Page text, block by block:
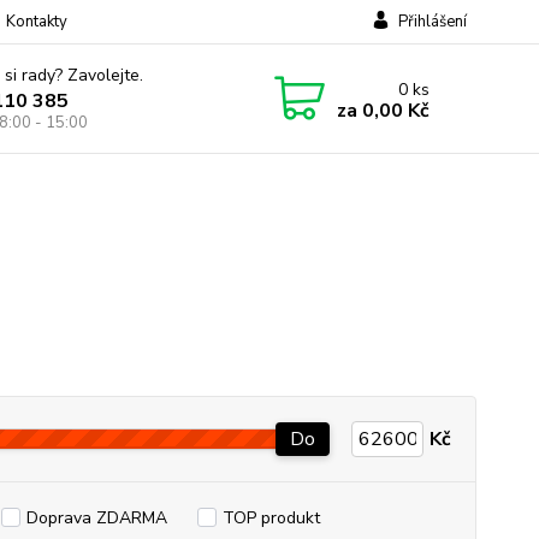
Kontakty Přihlášení
rady? Zavolejte.
385
- 15:00
0ks
za 0,00 Kč
Do Kč
Doprava ZDARMA TOP produkt